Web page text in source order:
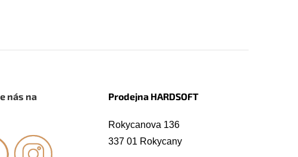
nás na Prodejna HARDSOFT
Rokycanova 136
337 01 Rokycany